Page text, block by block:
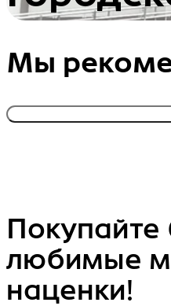
Мы
Покупайте
любимые
наценки!